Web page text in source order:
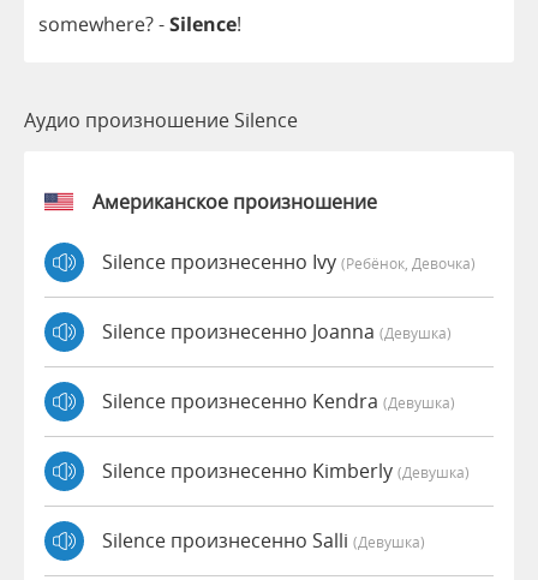
somewhere? -Silence!
Аудио произношение Silence
Американское произношение
Silence произнесенно Ivy (Ребёнок, Девочка)
Silence произнесенно Joanna (девушка)
Silence произнесенно Kendra (девушка)
Silence произнесенно Kimberly (девушка)
Silence произнесенно Salli (девушка)